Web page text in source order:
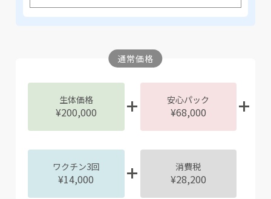
通常価格
生体価格
¥200,000
安心パック
¥68,000
ワクチン3回
¥14,000
消費税
¥28,200